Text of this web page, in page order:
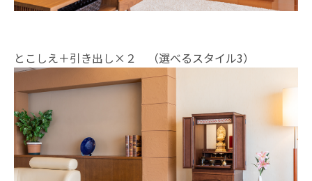
とこしえ＋引き出し×２ （選べるスタイル3）